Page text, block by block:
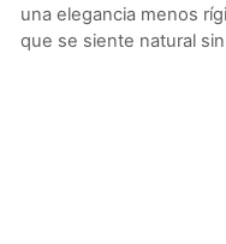
una elegancia menos
que se siente natural